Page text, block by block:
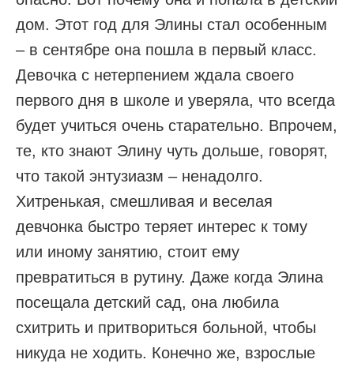
дом. Этот год для Элины стал особенным
– в сентябре она пошла в первый класс.
Девочка с нетерпением ждала своего
первого дня в школе и уверяла, что всегда
будет учиться очень старательно. Впрочем,
те, кто знают Элину чуть дольше, говорят,
что такой энтузиазм – ненадолго.
Хитренькая, смешливая и веселая
девчонка быстро теряет интерес к тому
или иному занятию, стоит ему
превратиться в рутину. Даже когда Элина
посещала детский сад, она любила
схитрить и притвориться больной, чтобы
никуда не ходить. Конечно же, взрослые